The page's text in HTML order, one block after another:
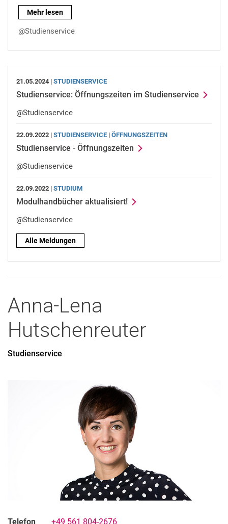
Klausurliste aktualisiert:
Mehr lesen
@Studienservice
21.05.2024 | STUDIENSERVICE
Studienservice: Öffnungszeiten im Studienservice
@Studienservice
22.09.2022 | STUDIENSERVICE | ÖFF­NUNGS­ZEI­TEN
Studienservice - Öffnungszeiten
@Studienservice
22.09.2022 | STUDIUM
Modulhandbücher aktualisiert!
@Studienservice
Alle Meldungen
Anna-Lena
Hutschenreuter
Studienservice
Telefon +49 561 804-2676